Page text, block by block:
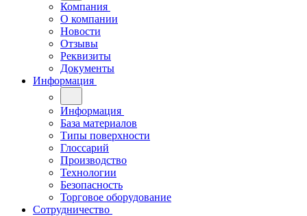
Компания
О компании
Новости
Отзывы
Реквизиты
Документы
Информация
Информация
База материалов
Типы поверхности
Глоссарий
Производство
Технологии
Безопасность
Торговое оборудование
Сотрудничество